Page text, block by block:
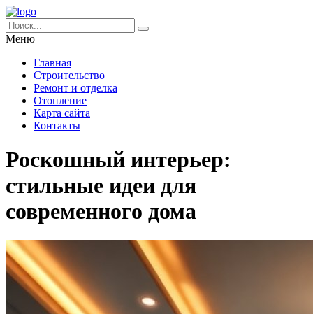
Меню
Главная
Строительство
Ремонт и отделка
Отопление
Карта сайта
Контакты
Роскошный интерьер:
стильные идеи для
современного дома